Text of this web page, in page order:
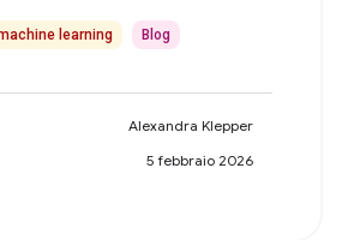
learning Blog
Alexandra Klepper
5 febbraio 2026